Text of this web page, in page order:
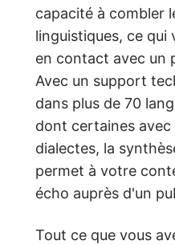
capacité à combler
linguistiques, ce
en contact avec un
Avec un support
dans plus de 70
dont certaines
dialectes, la
permet à votre
écho auprès d'un
Tout ce que vous